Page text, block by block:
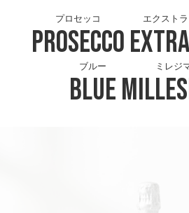
Prosecco
プロセッコ エクスト
Blue
ブルー ミレジ